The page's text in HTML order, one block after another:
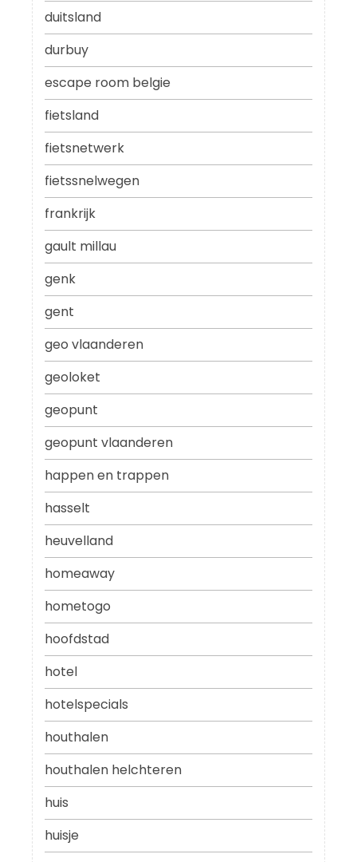
duitsland
durbuy
escape room belgie
fietsland
fietsnetwerk
fietssnelwegen
frankrijk
gault millau
genk
gent
geo vlaanderen
geoloket
geopunt
geopunt vlaanderen
happen en trappen
hasselt
heuvelland
homeaway
hometogo
hoofdstad
hotel
hotelspecials
houthalen
houthalen helchteren
huis
huisje